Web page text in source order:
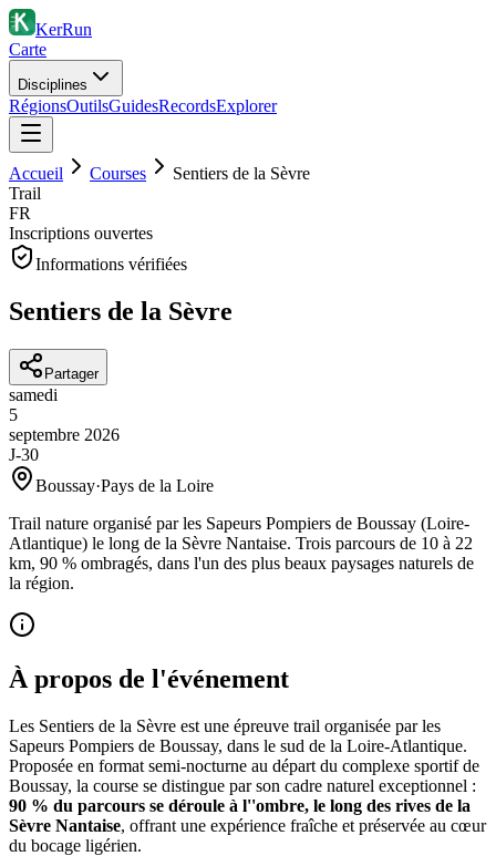
KerRun
Carte
Disciplines
RégionsOutilsGuidesRecordsExplorer
Accueil Courses
Sentiers de la Sèvre
Trail
FR
Inscriptions ouvertes
Informations vérifiées
Sentiers de la Sèvre
Partager
samedi
5
septembre 2026
J-30
Boussay·Pays de la Loire
Trail nature organisé par les Sapeurs Pompiers de Boussay (Loire-
Atlantique) le long de la Sèvre Nantaise. Trois parcours de 10 à 22
km, 90 % ombragés, dans l'un des plus beaux paysages naturels de
la région.
À propos de l'événement
Les Sentiers de la Sèvre est une épreuve trail organisée par les
Sapeurs Pompiers de Boussay, dans le sud de la Loire-Atlantique.
Proposée en format semi-nocturne au départ du complexe sportif de
Boussay, la course se distingue par son cadre naturel exceptionnel :
90 % du parcours se déroule à l''ombre, le long des rives de la
Sèvre Nantaise, offrant une expérience fraîche et préservée au cœur
du bocage ligérien.